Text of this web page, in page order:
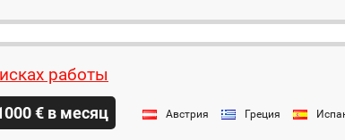
работы
€ в месяц Австрия Греция